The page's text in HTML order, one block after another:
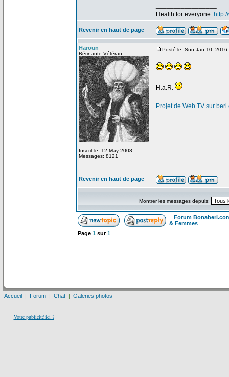
Health for everyone.
Revenir en haut de page
Haroun
Bérinaute Vétéran
Inscrit le: 12 May 2008
Messages: 8121
Posté le: Sun Jan 10, 2016
H.a.R.
Projet de Web TV sur
Revenir en haut de page
Montrer les messages depuis:
Forum
& Femmes
Page 1 sur1
Accueil | Forum | Chat | Galeries photos
Votre publicité ici ?